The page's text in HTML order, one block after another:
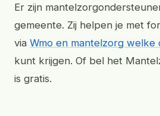
Er zijn
gemeente. Zij helpen je met
via Wmo en mantelzorg welke
kunt krijgen. Of bel het
is gratis.